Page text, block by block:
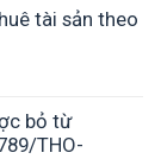
tài sản theo
bỏ từ
THO-